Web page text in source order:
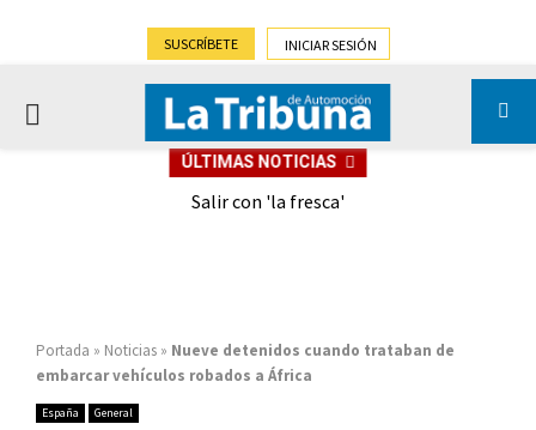
SUSCRÍBETE INICIAR SESIÓN
PRIMARY
ÚLTIMAS NOTICIAS
Salir con 'la fresca'
Portada » Noticias » Nueve detenidos cuando trataban de
embarcar vehículos robados a África
España General